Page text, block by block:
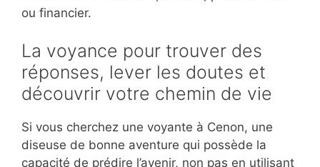
ou financier.
La voyance pour trouver des
réponses, lever les doutes et
découvrir votre chemin de vie
Si vous cherchez une voyante à Cenon, une
diseuse de bonne aventure qui possède la
capacité de prédire l’avenir, non pas en utilisant